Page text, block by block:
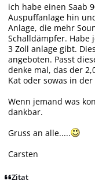
ich habe einen Saab
Auspuffanlage hin
Anlage, die mehr
Schalldämpfer. Habe
3 Zoll anlage gibt.
angeboten. Passt
denke mal, das der
Kat oder sowas in
Wenn jemand was
dankbar.
Gruss an alle.....
Carsten
Zitat